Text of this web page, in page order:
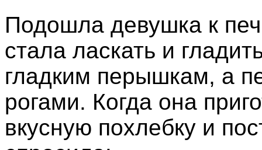
Подошла девушка к
стала ласкать и
гладким перышкам, а
рогами. Когда она
вкусную похлебку и